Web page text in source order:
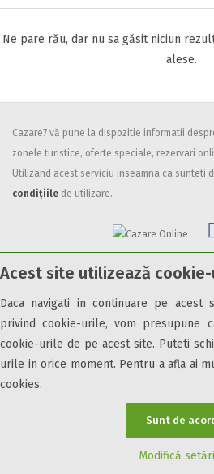
Acest site utilizează
Daca navigati in continuare pe acest
privind cookie-urile, vom presupune
cookie-urile de pe acest site. Puteti
urile in orice moment. Pentru a afla ai
cookies.
Sunt de
Modifică
Selecteaza pretul
Facilități
Internet wireless
Parcare
All inclusive
Pensiune completa
Demipensiune
Mic dejun
Accepta animale
Accepta voucher vacanta
Acces persoane cu dizabilități
Ne pare rău, dar nu sa găsit niciun
alese.
Cazare7 vă pune la dispozitie informatii
zonele turistice, oferte speciale, rezervari
Utilizand acest serviciu inseamna ca sunteti
condițiile de utilizare.
Obiective turistice Informații utile